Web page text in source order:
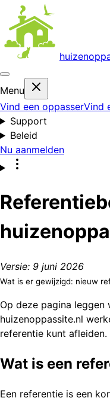
Menu
Vind een oppasserVind
Support
Beleid
Nu aanmelden
Versie: 9 juni 2026
Wat is er gewijzigd: nieuw
Op deze pagina
huizenoppassite.nl
referentie kunt afleiden.
Wat is een
Een referentie is een